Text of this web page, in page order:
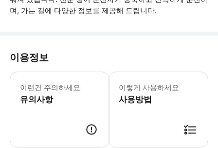
며, 가는 길에 다양한 정보를 제공해 드립니다.
이용정보
이런건 주의하세요
유의사항
- 소렌토에서 나폴리까지는 약 2시간
이렇게 사용하세요
사용방법